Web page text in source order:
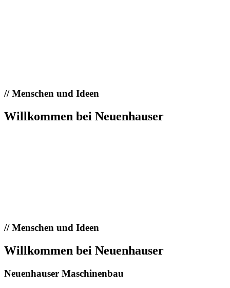
//Menschen und Ideen
Willkommen bei Neuenhauser
//Menschen und Ideen
Willkommen bei Neuenhauser
Neuenhauser Maschinenbau